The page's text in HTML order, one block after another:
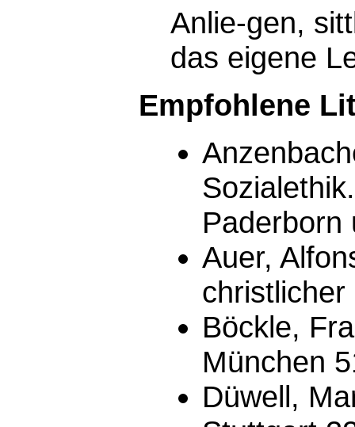
Anlie-gen,
das eigene
Empfohlene
Paderborn
Auer,
Böckle,
München
Düwell,